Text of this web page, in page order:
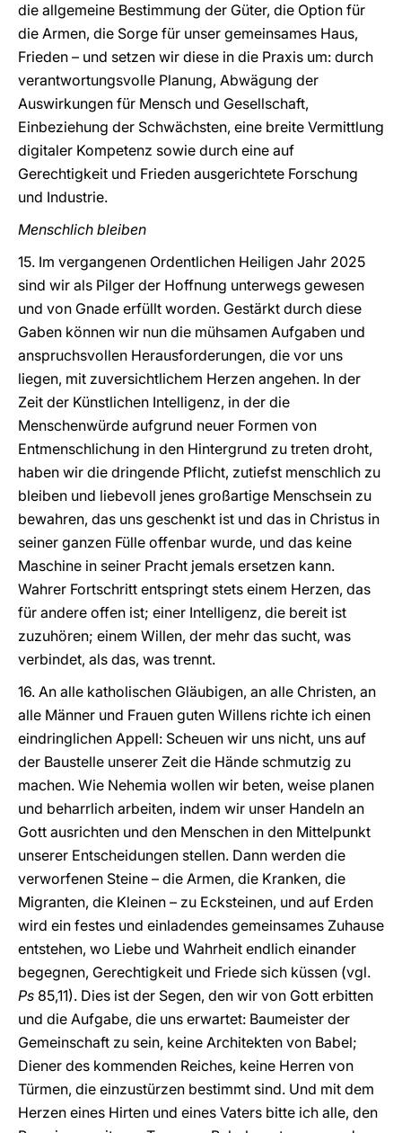
die allgemeine Bestimmung der Güter, die Option für
die Armen, die Sorge für unser gemeinsames Haus,
Frieden – und setzen wir diese in die Praxis um: durch
verantwortungsvolle Planung, Abwägung der
Auswirkungen für Mensch und Gesellschaft,
Einbeziehung der Schwächsten, eine breite Vermittlung
digitaler Kompetenz sowie durch eine auf
Gerechtigkeit und Frieden ausgerichtete Forschung
und Industrie.
Menschlich bleiben
15. Im vergangenen Ordentlichen Heiligen Jahr 2025
sind wir als Pilger der Hoffnung unterwegs gewesen
und von Gnade erfüllt worden. Gestärkt durch diese
Gaben können wir nun die mühsamen Aufgaben und
anspruchsvollen Herausforderungen, die vor uns
liegen, mit zuversichtlichem Herzen angehen. In der
Zeit der Künstlichen Intelligenz, in der die
Menschenwürde aufgrund neuer Formen von
Entmenschlichung in den Hintergrund zu treten droht,
haben wir die dringende Pflicht, zutiefst menschlich zu
bleiben und liebevoll jenes großartige Menschsein zu
bewahren, das uns geschenkt ist und das in Christus in
seiner ganzen Fülle offenbar wurde, und das keine
Maschine in seiner Pracht jemals ersetzen kann.
Wahrer Fortschritt entspringt stets einem Herzen, das
für andere offen ist; einer Intelligenz, die bereit ist
zuzuhören; einem Willen, der mehr das sucht, was
verbindet, als das, was trennt.
16. An alle katholischen Gläubigen, an alle Christen, an
alle Männer und Frauen guten Willens richte ich einen
eindringlichen Appell: Scheuen wir uns nicht, uns auf
der Baustelle unserer Zeit die Hände schmutzig zu
machen. Wie Nehemia wollen wir beten, weise planen
und beharrlich arbeiten, indem wir unser Handeln an
Gott ausrichten und den Menschen in den Mittelpunkt
unserer Entscheidungen stellen. Dann werden die
verworfenen Steine – die Armen, die Kranken, die
Migranten, die Kleinen – zu Ecksteinen, und auf Erden
wird ein festes und einladendes gemeinsames Zuhause
entstehen, wo Liebe und Wahrheit endlich einander
begegnen, Gerechtigkeit und Friede sich küssen (vgl.
Ps 85,11). Dies ist der Segen, den wir von Gott erbitten
und die Aufgabe, die uns erwartet: Baumeister der
Gemeinschaft zu sein, keine Architekten von Babel;
Diener des kommenden Reiches, keine Herren von
Türmen, die einzustürzen bestimmt sind. Und mit dem
Herzen eines Hirten und eines Vaters bitte ich alle, den